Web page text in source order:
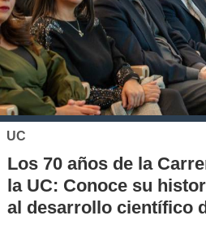
UC
Los 70 años de la
la UC: Conoce su
al desarrollo científico